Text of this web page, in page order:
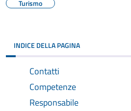
Turismo
INDICE DELLA PAGINA
Contatti
Competenze
Responsabile